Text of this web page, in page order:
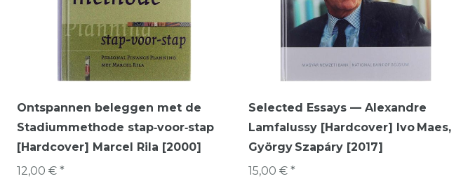
Ontspannen beleggen met de
Stadiummethode stap‑voor‑stap
[Hardcover] Marcel Rila [2000]
12,00 € *
Selected Essays — Alexandre
Lamfalussy [Hardcover] Ivo Maes,
György Szapáry [2017]
15,00 € *